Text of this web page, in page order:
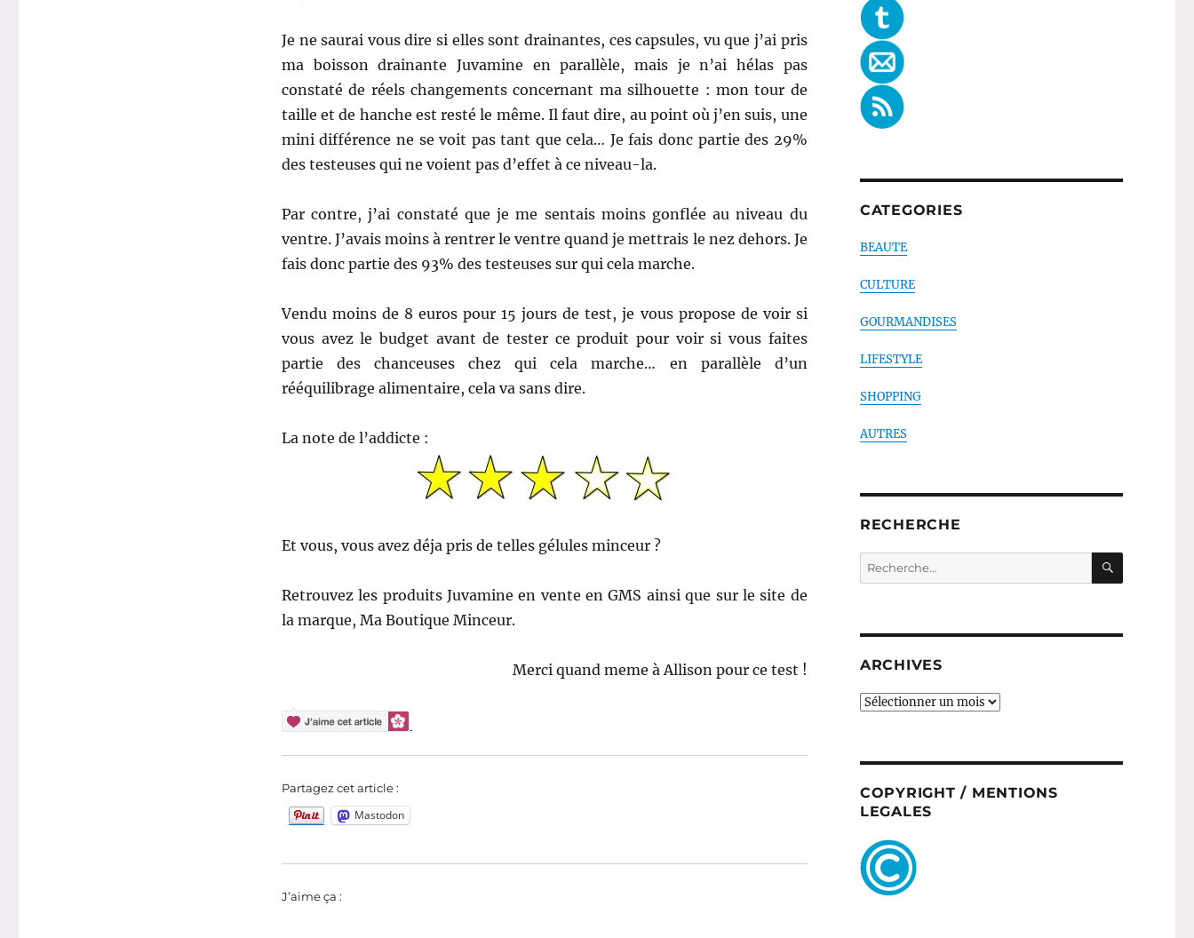
Je ne saurai vous dire si elles sont drainantes, ces capsules, vu que j’ai pris
ma boisson drainante Juvamine en parallèle, mais je n’ai hélas pas
constaté de réels changements concernant ma silhouette : mon tour de
taille et de hanche est resté le même. Il faut dire, au point où j’en suis, une
mini différence ne se voit pas tant que cela… Je fais donc partie des 29%
des testeuses qui ne voient pas d’effet à ce niveau-la.
Par contre, j’ai constaté que je me sentais moins gonflée au niveau du
ventre. J’avais moins à rentrer le ventre quand je mettrais le nez dehors. Je
fais donc partie des 93% des testeuses sur qui cela marche.
Vendu moins de 8 euros pour 15 jours de test, je vous propose de voir si
vous avez le budget avant de tester ce produit pour voir si vous faites
partie des chanceuses chez qui cela marche… en parallèle d’un
rééquilibrage alimentaire, cela va sans dire.
La note de l’addicte :
Et vous, vous avez déja pris de telles gélules minceur ?
Retrouvez les produits Juvamine en vente en GMS ainsi que sur le site de
la marque, Ma Boutique Minceur.
Merci quand meme à Allison pour ce test !
Partagez cet article :
Mastodon
J’aime ça :
CATEGORIES
BEAUTE
CULTURE
GOURMANDISES
LIFESTYLE
SHOPPING
AUTRES
RECHERCHE
Recherche
pour :
ARCHIVES
ARCHIVES
COPYRIGHT / MENTIONS
LEGALES